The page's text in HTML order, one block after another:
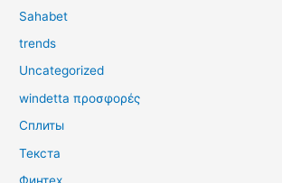
Sahabet
trends
Uncategorized
windetta προσφορές
Сплиты
Текста